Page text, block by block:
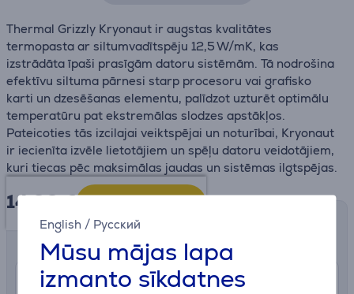
English / Русский
Mūsu mājas lapa
izmanto sīkdatnes
Thermal Grizzly Kryonaut ir augstas kvalitātes
termopasta ar siltumvadītspēju 12,5 W/mK, kas
izstrādāta īpaši prasīgām datoru sistēmām. Tā nodrošina
efektīvu siltuma pārnesi starp procesoru vai grafisko
karti un dzesēšanas elementu, palīdzot uzturēt optimālu
temperatūru pat ekstremālas slodzes apstākļos.
Pateicoties tās izcilajai veiktspējai un noturībai, Kryonaut
ir iecienīta izvēle lietotājiem un spēļu datoru veidotājiem,
kuri tiecas pēc maksimālas jaudas un sistēmas ilgtspējas.
14.99€
Saņemšanas iespējas
Izvēlies sev piemērotu piegādes veidu
Veikals